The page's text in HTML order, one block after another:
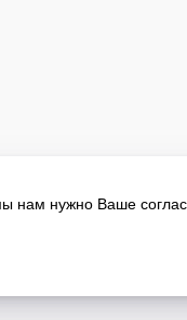
нам нужно Ваше